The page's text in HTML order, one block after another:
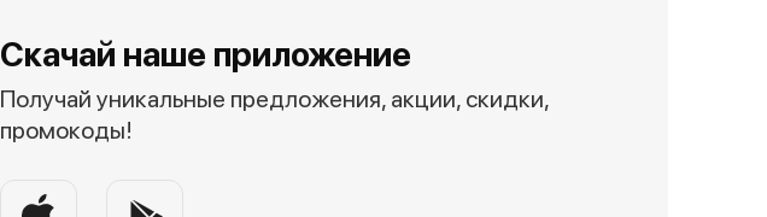
Скачай наше приложение
Получай уникальные предложения, акции, скидки,
промокоды!